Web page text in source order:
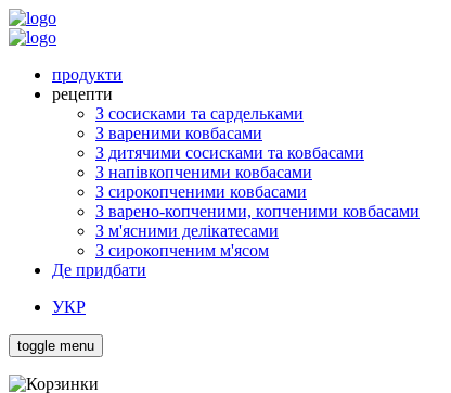
продукти
рецепти
З сосисками та сардельками
З вареними ковбасами
З дитячими сосисками та ковбасами
З напівкопченими ковбасами
З сирокопченими ковбасами
З варено-копченими, копченими ковбасами
З м'ясними делікатесами
З сирокопченим м'ясом
Де придбати
УКР
toggle menu